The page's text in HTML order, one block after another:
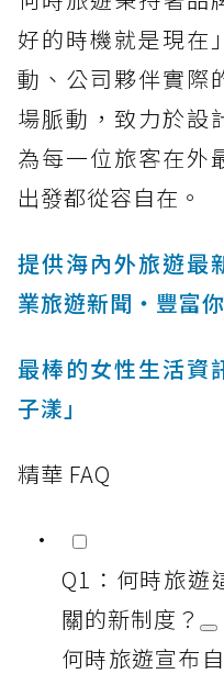
好的時機就是現在
動、公司夥伴實際
場脈動，致力於設
為每一位旅客在外
出發都從容自在。
提供海內外旅遊最
業旅遊新聞‧豐富
最棒的女性生活資
子漾」
精華 FAQ
Q1：何時旅遊
關的新制度？
何時旅遊宣布